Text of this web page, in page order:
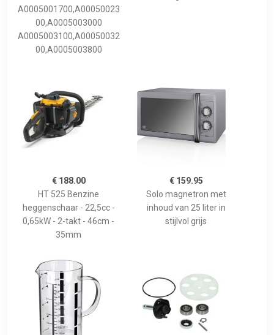
A0005001700,A00050023
00,A0005003000
A0005003100,A00050032
00,A0005003800
€ 188.00
HT 525 Benzine
heggenschaar - 22,5cc -
0,65kW - 2-takt - 46cm -
35mm
€ 159.95
Solo magnetron met
inhoud van 25 liter in
stijlvol grijs